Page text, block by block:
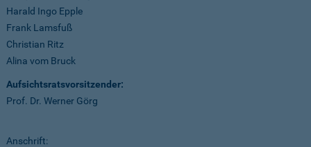
Harald Ingo Epple
Frank Lamsfuß
Christian Ritz
Alina vom Bruck
Aufsichtsratsvorsitzender:
Prof. Dr. Werner Görg
Anschrift: